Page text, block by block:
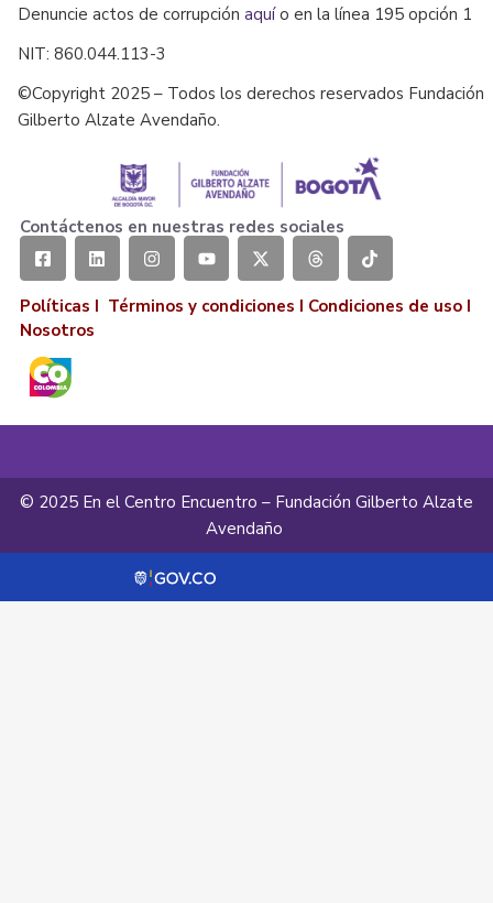
Denuncie actos de corrupción aquío en la línea 195 opción 1
NIT: 860.044.113-3
©Copyright 2025 – Todos los derechos reservados Fundación
Gilberto Alzate Avendaño.
Contáctenos en nuestras redes sociales
Políticas I Términos y condiciones I Condiciones de uso I
Nosotros
© 2025 En el Centro Encuentro – Fundación Gilberto Alzate
Avendaño